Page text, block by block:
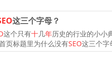
这三个字母？
这个只有十几年历史的行业的小小
页标题里为什么没有SEO这三个字